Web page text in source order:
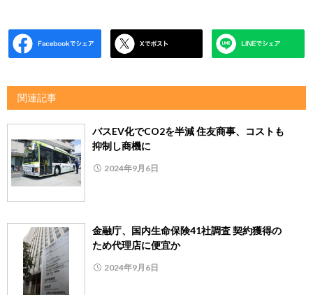
関連記事
バスEV化でCO2を半減 住友商事、コストも
抑制し商機に
2024年9月6日
金融庁、国内生命保険41社調査 契約獲得の
ため代理店に便宜か
2024年9月6日